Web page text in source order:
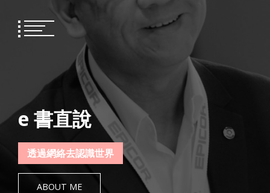
content
e 書直說
透過網絡去認識世界
ABOUT ME